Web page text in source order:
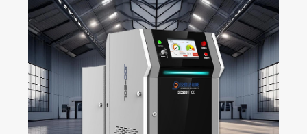
একটি গরম গলিত আঠালো মেশিন কি ফাংশন আছে?
আরো দেখুন >>